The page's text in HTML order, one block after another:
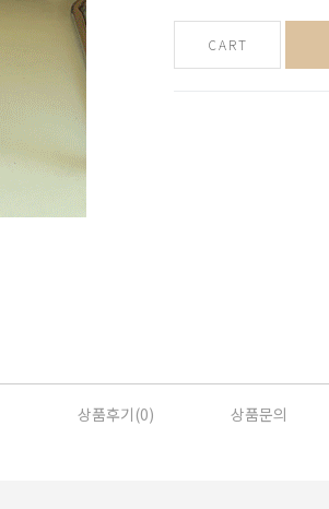
CART
상품후기(0) 상품문의